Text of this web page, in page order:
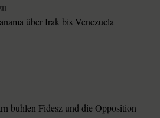
Interventionen von Panama über Irak bis Venezuela
buhlen Fidesz und die Opposition